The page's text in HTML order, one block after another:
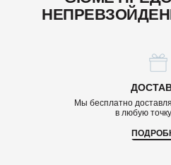
Мы бесплатно
в любую